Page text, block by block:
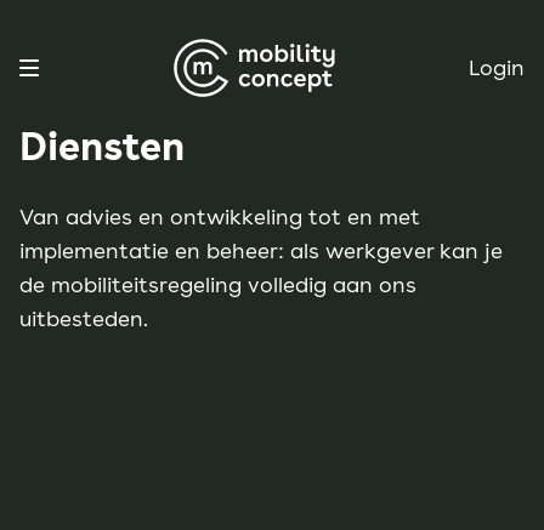
Login
Diensten
Van advies en ontwikkeling tot en met
implementatie en beheer: als werkgever kan je
de mobiliteitsregeling volledig aan ons
uitbesteden.